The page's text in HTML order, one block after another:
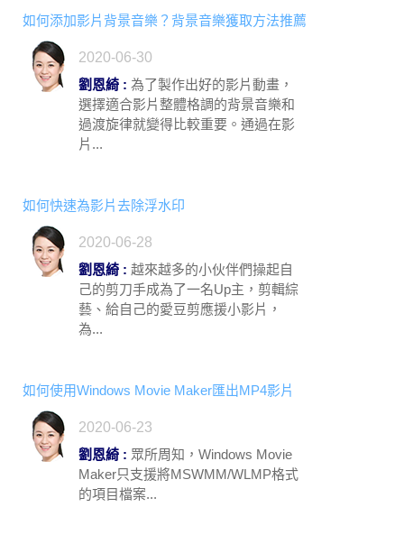
如何添加影片背景音樂？背景音樂獲取方法推薦
2020-06-30
劉恩綺 : 為了製作出好的影片動畫，
選擇適合影片整體格調的背景音樂和
過渡旋律就變得比較重要。通過在影
片...
如何快速為影片去除浮水印
2020-06-28
劉恩綺 : 越來越多的小伙伴們操起自
己的剪刀手成為了一名Up主，剪輯綜
藝、給自己的愛豆剪應援小影片，
為...
如何使用Windows Movie Maker匯出MP4影片
2020-06-23
劉恩綺 : 眾所周知，Windows Movie
Maker只支援將MSWMM/WLMP格式
的項目檔案...